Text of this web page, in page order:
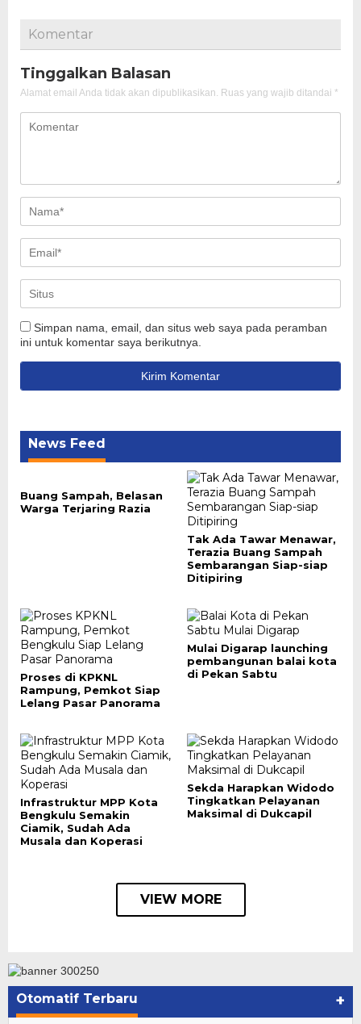
Komentar
Tinggalkan Balasan
Alamat email Anda tidak akan dipublikasikan. Ruas yang wajib ditandai *
Simpan nama, email, dan situs web saya pada peramban
ini untuk komentar saya berikutnya.
News Feed
Buang Sampah, Belasan
Warga Terjaring Razia
Tak Ada Tawar Menawar,
Terazia Buang Sampah
Sembarangan Siap-siap
Ditipiring
Proses di KPKNL
Rampung, Pemkot Siap
Lelang Pasar Panorama
Mulai Digarap launching
pembangunan balai kota
di Pekan Sabtu
Infrastruktur MPP Kota
Bengkulu Semakin
Ciamik, Sudah Ada
Musala dan Koperasi
Sekda Harapkan Widodo
Tingkatkan Pelayanan
Maksimal di Dukcapil
VIEW MORE
Otomatif Terbaru +